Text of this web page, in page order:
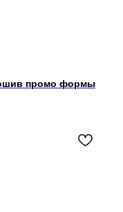
промо формы